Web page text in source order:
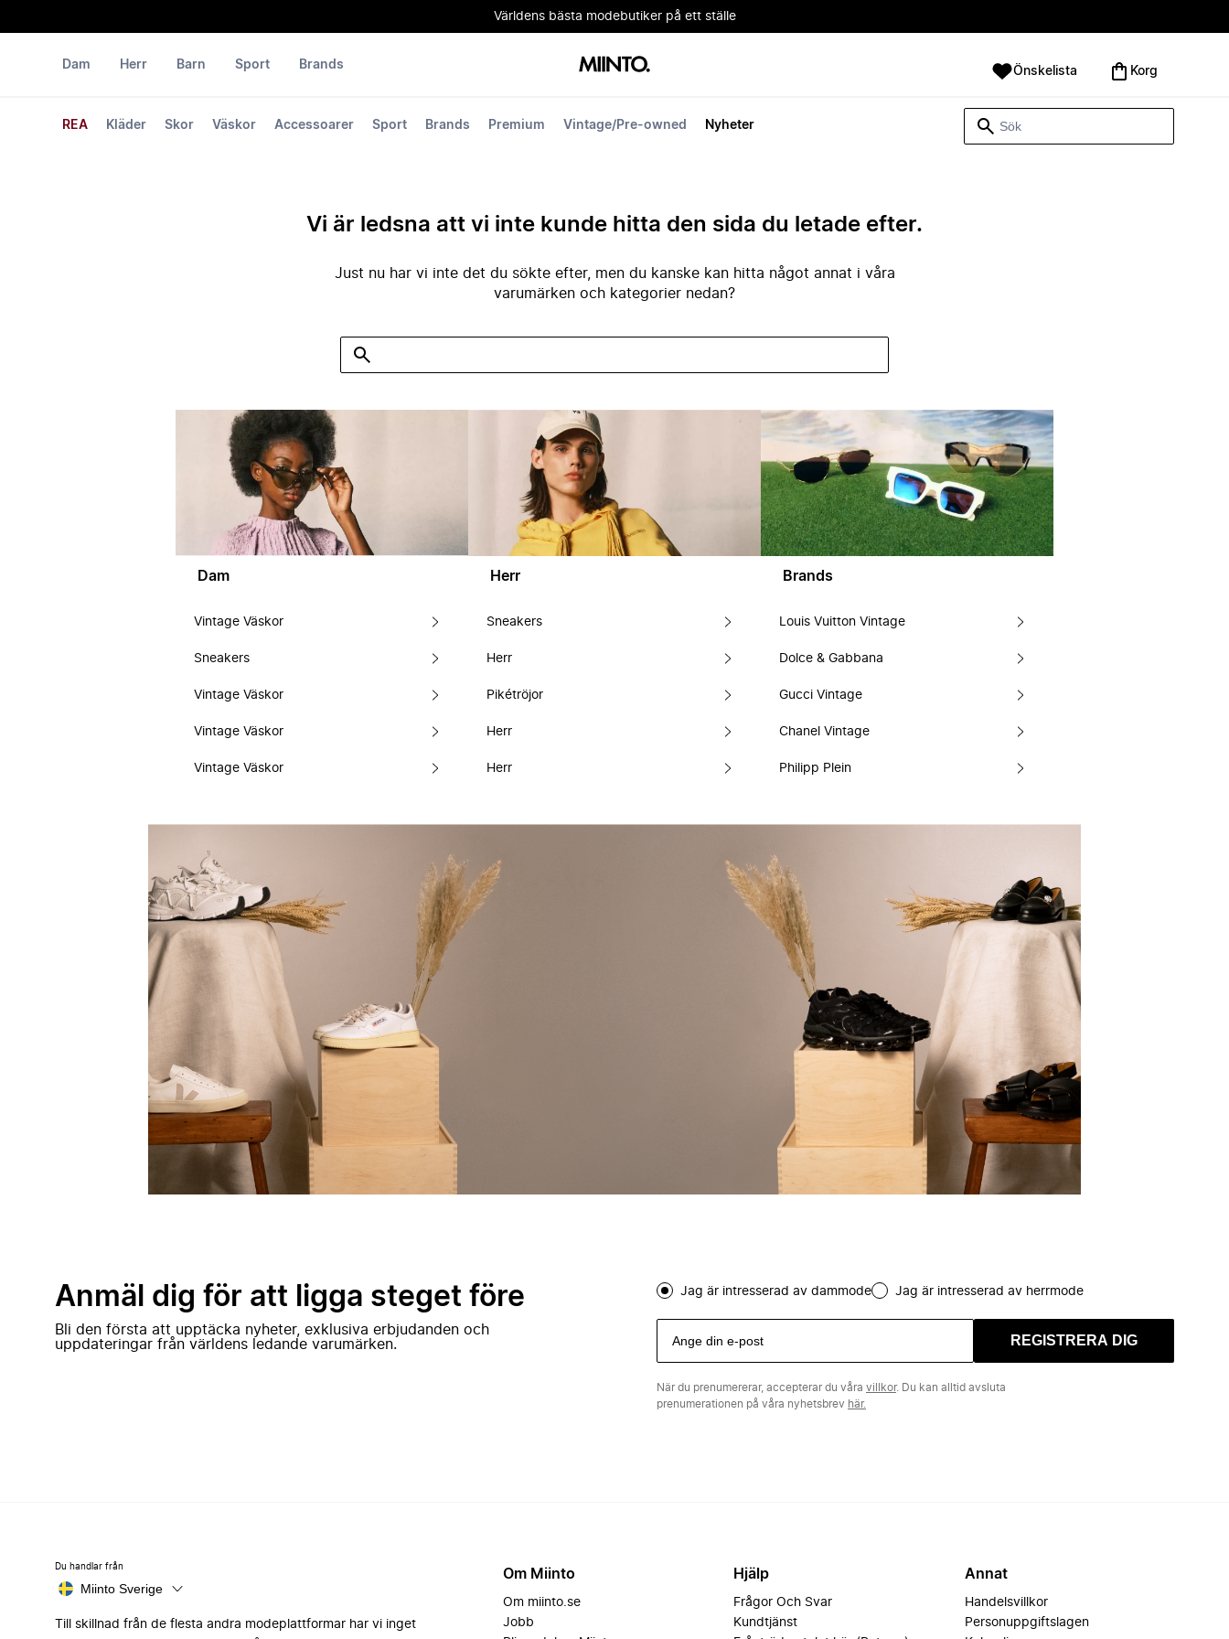
Världens bästa modebutiker på ett ställe
Dam
REA Kläder Skor Väskor Accessoarer Sport Brands Premium Vintage/Pre-owned Nyheter
Herr Barn Sport Brands Önskelista Korg
Vi är ledsna att vi inte kunde hitta den sida du letade efter.
Just nu har vi inte det du sökte efter, men du kanske kan hitta något annat i våra
varumärken och kategorier nedan?
Dam
Vintage Väskor
Sneakers
Vintage Väskor
Vintage Väskor
Vintage Väskor
Herr
Sneakers
Herr
Pikétröjor
Herr
Herr
Brands
Louis Vuitton Vintage
Dolce & Gabbana
Gucci Vintage
Chanel Vintage
Philipp Plein
Anmäl dig för att ligga steget före
Bli den första att upptäcka nyheter, exklusiva erbjudanden och
uppdateringar från världens ledande varumärken.
Jag är intresserad av dammode Jag är intresserad av herrmode
REGISTRERA DIG
När du prenumererar, accepterar du våra villkor. Du kan alltid avsluta
prenumerationen på våra nyhetsbrev här.
Du handlar från
Miinto Sverige
Till skillnad från de flesta andra modeplattformar har vi inget
Om Miinto
Om miinto.se
Jobb
Hjälp
Frågor Och Svar
Kundtjänst
Annat
Handelsvillkor
Personuppgiftslagen